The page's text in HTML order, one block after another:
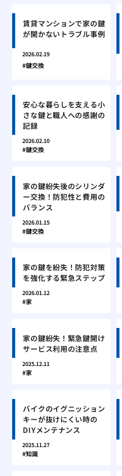
賃貸マンションで家の鍵
が開かないトラブル事例
2026.02.19
鍵交換
安心な暮らしを支える小
さな鍵と職人への感謝の
記録
2026.02.10
鍵交換
家の鍵紛失後のシリンダ
ー交換！防犯性と費用の
バランス
2026.01.15
鍵交換
家の鍵を紛失！防犯対策
を強化する緊急ステップ
2026.01.12
家
家の鍵紛失！緊急鍵開け
サービス利用の注意点
2025.12.11
家
バイクのイグニッション
キーが抜けにくい時の
DIYメンテナンス
2025.11.27
知識